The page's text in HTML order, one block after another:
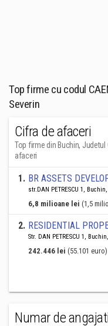
Top firme cu codul
Severin
Cifra de afaceri
Top firme din Buchin, Judetul
afaceri
1. BR ASSETS
str.DAN PETRESCU 1,
6,8 milioane lei (1,5
2. RESIDENTIAL
Str. DAN PETRESCU 1,
242.446 lei (55.101 euro)
Numar de angajati